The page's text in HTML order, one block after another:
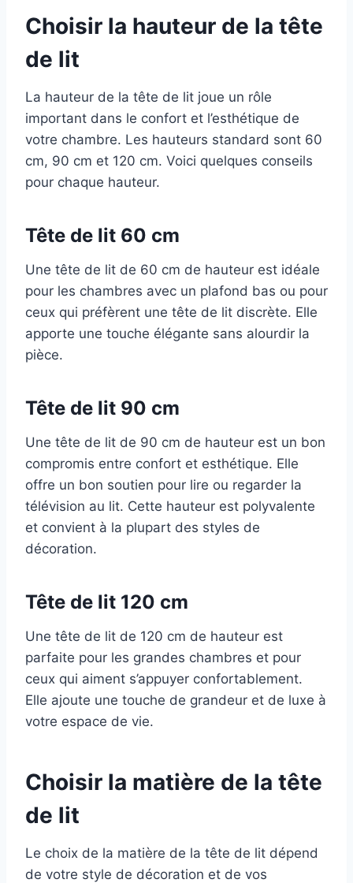
Choisir la hauteur de la tête
de lit
La hauteur de la tête de lit joue un rôle
important dans le confort et l’esthétique de
votre chambre. Les hauteurs standard sont 60
cm, 90 cm et 120 cm. Voici quelques conseils
pour chaque hauteur.
Tête de lit 60 cm
Une tête de lit de 60 cm de hauteur est idéale
pour les chambres avec un plafond bas ou pour
ceux qui préfèrent une tête de lit discrète. Elle
apporte une touche élégante sans alourdir la
pièce.
Tête de lit 90 cm
Une tête de lit de 90 cm de hauteur est un bon
compromis entre confort et esthétique. Elle
offre un bon soutien pour lire ou regarder la
télévision au lit. Cette hauteur est polyvalente
et convient à la plupart des styles de
décoration.
Tête de lit 120 cm
Une tête de lit de 120 cm de hauteur est
parfaite pour les grandes chambres et pour
ceux qui aiment s’appuyer confortablement.
Elle ajoute une touche de grandeur et de luxe à
votre espace de vie.
Choisir la matière de la tête
de lit
Le choix de la matière de la tête de lit dépend
de votre style de décoration et de vos